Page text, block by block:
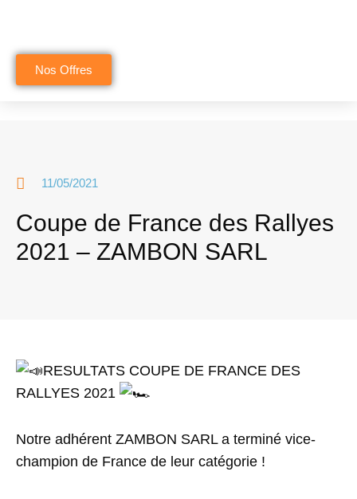
contenu
Nos Offres
11/05/2021
Coupe de France des Rallyes
2021 – ZAMBON SARL
RESULTATS COUPE DE FRANCE DES
RALLYES 2021
Notre adhérent ZAMBON SARL a terminé vice-
champion de France de leur catégorie !